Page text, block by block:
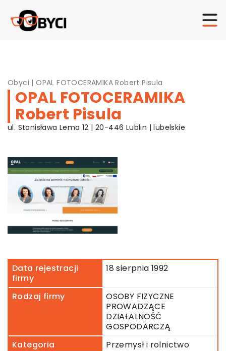
Obyci |OPAL FOTOCERAMIKA Robert Pisula
OPAL FOTOCERAMIKA
Robert Pisula
ul. Stanisława Lema 12 | 20-446 Lublin | lubelskie
Data rejestracji
firmy
18 sierpnia 1992
Rodzaj firmy
OSOBY FIZYCZNE
PROWADZĄCE
DZIAŁALNOŚĆ
GOSPODARCZĄ
Kategoria
Przemysł i rolnictwo